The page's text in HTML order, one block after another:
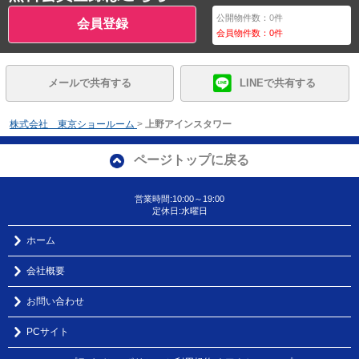
会員登録 公開物件数：0件
会員物件数：0件
メールで共有する LINEで共有する
株式会社 東京ショールーム > 上野アインスタワー
ページトップに戻る
営業時間:10:00～19:00
定休日:水曜日
ホーム
会社概要
お問い合わせ
PCサイト